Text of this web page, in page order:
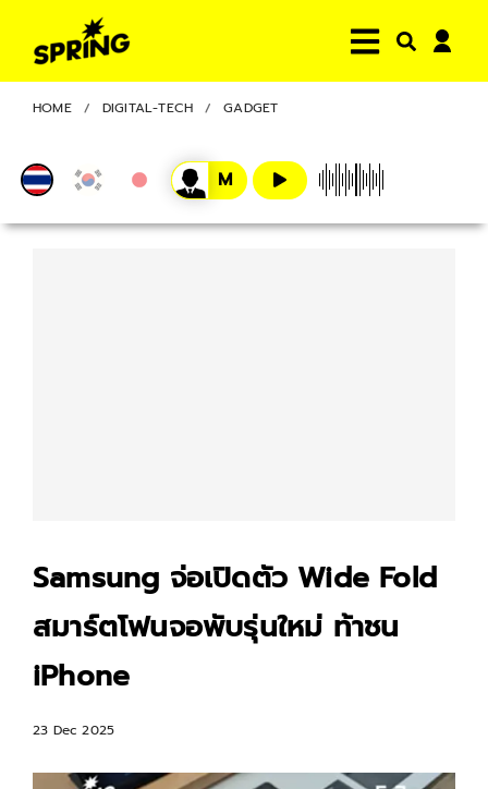
HOME DIGITAL-TECH GADGET
Samsung จ่อเปิดตัว Wide Fold
สมาร์ตโฟนจอพับรุ่นใหม่ ท้าชน
iPhone
23 Dec 2025